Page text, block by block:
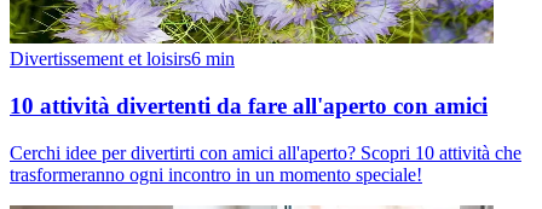
Divertissement et loisirs6 min
10 attività divertenti da fare all'aperto con amici
Cerchi idee per divertirti con amici all'aperto? Scopri 10 attività che
trasformeranno ogni incontro in un momento speciale!